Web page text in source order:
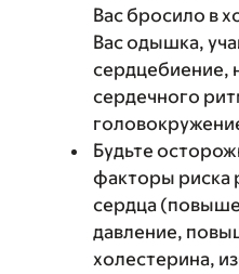
Вас бросило в
Вас одышка,
сердцебиение,
сердечного
Будьте
факторы риска
сердца
давление,
холестерина,